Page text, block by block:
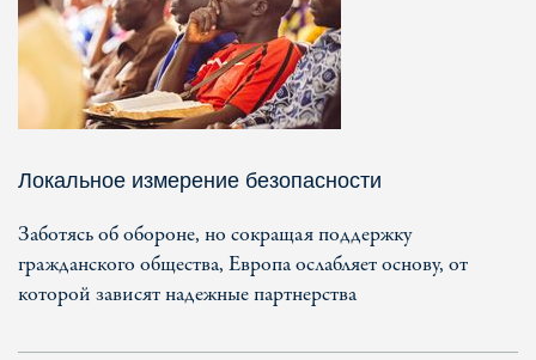
Локальное измерение безопасности
Заботясь об обороне, но сокращая поддержку
гражданского общества, Европа ослабляет основу, от
которой зависят надежные партнерства